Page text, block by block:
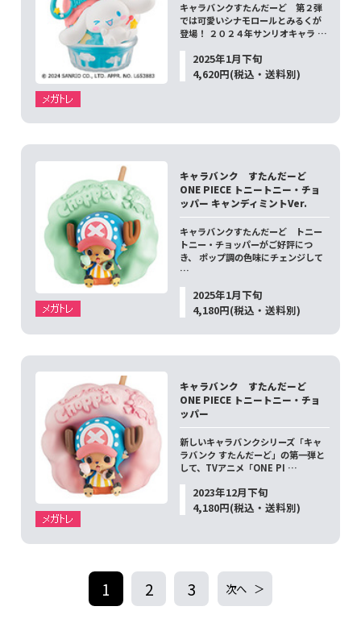
キャラバンクすたんだーど 第２弾
では可愛いシナモロールとみるくが
登場！ ２０２４年サンリオキャラ …
2025年1月下旬
4,620円(税込・送料別)
キャラバンク すたんだーど
ONE PIECE トニートニー・チョ
ッパー キャンディミントVer.
キャラバンクすたんだーど トニー
トニー・チョッパーがご好評につ
き、 ポップ調の色味にチェンジして
…
2025年1月下旬
4,180円(税込・送料別)
キャラバンク すたんだーど
ONE PIECE トニートニー・チョ
ッパー
新しいキャラバンクシリーズ「キャ
ラバンク すたんだーど」の第一弾と
して、TVアニメ「ONE PI …
2023年12月下旬
4,180円(税込・送料別)
1 2 3 次へ